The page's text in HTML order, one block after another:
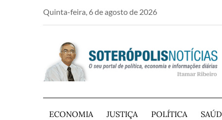
Quinta-feira, 6 de agosto de 2026
SOTERÓPOLIS
PORTAL DE NOTÍCIAS DE SALVADOR E
ECONOMIA JUSTIÇA POLÍTICA